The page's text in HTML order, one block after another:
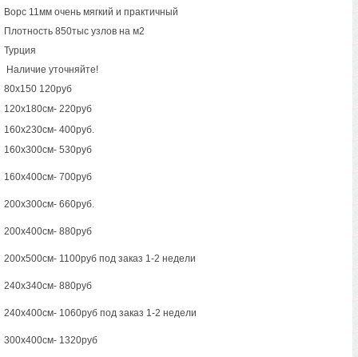
Ворс 11мм очень мягкий и практичный
Плотность 850тыс узлов на м2
Турция
Наличие уточняйте!
80х150 120руб
120х180см- 220руб
160х230см- 400руб.
160x300см- 530руб
160х400см- 700руб
200х300см- 660руб.
200х400см- 880руб
200х500см- 1100руб под заказ 1-2 недели
240х340см- 880руб
240х400см- 1060руб под заказ 1-2 недели
300х400см- 1320руб